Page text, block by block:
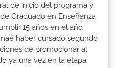
de inicio del programa y
Graduado en Enseñanza
15 años en el año
haber cursado segundo
de promocionar al
ya una vez en la etapa.